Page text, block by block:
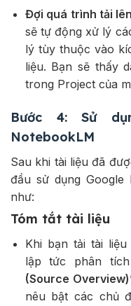
Đợi quá trình tải
sẽ tự động xử lý
lý tùy thuộc vào
liệu. Bạn sẽ thấy
trong Project của
Bước 4: Sử
NotebookLM
Sau khi tài liệu đã
đầu sử dụng
như:
Tóm tắt tài liệu
Khi bạn tải tài
lập tức phân
(Source
nêu bật các chủ